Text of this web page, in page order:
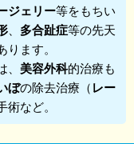
ジェリー等をもちい
多合趾症等の先天
ます。
美容外科的治療も
ぼの除去治療（レー
術など。